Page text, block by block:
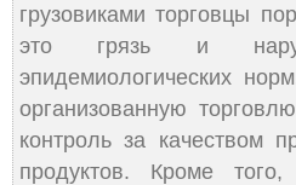
грузовиками торговцы
это грязь и
эпидемиологических
организованную
контроль за качеством
продуктов. Кроме того,